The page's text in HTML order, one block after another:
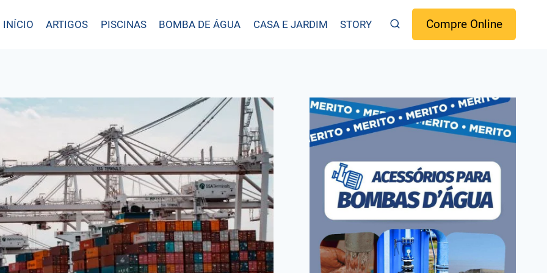
INÍCIO ARTIGOS PISCINAS BOMBA DE ÁGUA CASA E JARDIM STORY Compre Online